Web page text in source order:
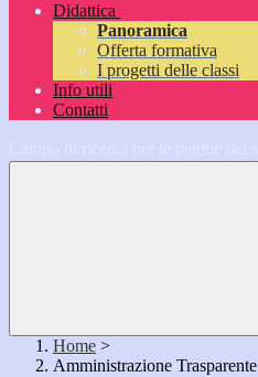
Didattica
Panoramica
Offerta formativa
I progetti delle classi
Info utili
Contatti
Home >
Amministrazione Trasparente